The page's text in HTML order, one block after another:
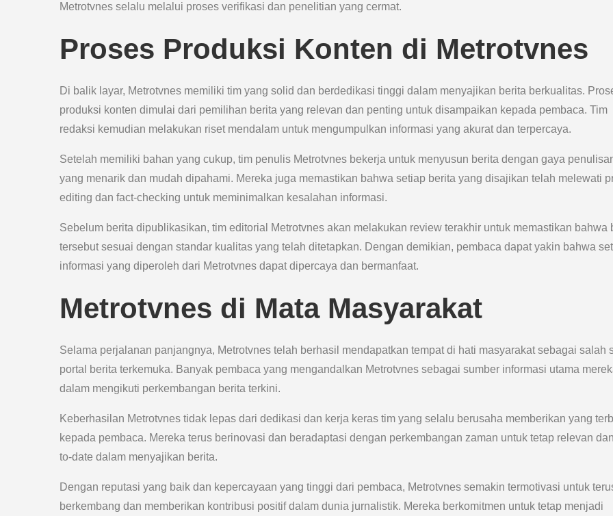
Metrotvnes selalu melalui proses verifikasi dan penelitian yang cermat.
Proses Produksi Konten di Metrotvnes
Di balik layar, Metrotvnes memiliki tim yang solid dan berdedikasi tinggi dalam menyajikan berita berkualitas.
produksi konten dimulai dari pemilihan berita yang relevan dan penting untuk disampaikan kepada pembaca. Tim
redaksi kemudian melakukan riset mendalam untuk mengumpulkan informasi yang akurat dan terpercaya.
Setelah memiliki bahan yang cukup, tim penulis Metrotvnes bekerja untuk menyusun berita dengan gaya
yang menarik dan mudah dipahami. Mereka juga memastikan bahwa setiap berita yang disajikan telah melewati
editing dan fact-checking untuk meminimalkan kesalahan informasi.
Sebelum berita dipublikasikan, tim editorial Metrotvnes akan melakukan review terakhir untuk memastikan bahwa
tersebut sesuai dengan standar kualitas yang telah ditetapkan. Dengan demikian, pembaca dapat yakin bahwa
informasi yang diperoleh dari Metrotvnes dapat dipercaya dan bermanfaat.
Metrotvnes di Mata Masyarakat
Selama perjalanan panjangnya, Metrotvnes telah berhasil mendapatkan tempat di hati masyarakat sebagai salah
portal berita terkemuka. Banyak pembaca yang mengandalkan Metrotvnes sebagai sumber informasi utama
dalam mengikuti perkembangan berita terkini.
Keberhasilan Metrotvnes tidak lepas dari dedikasi dan kerja keras tim yang selalu berusaha memberikan yang
kepada pembaca. Mereka terus berinovasi dan beradaptasi dengan perkembangan zaman untuk tetap relevan
to-date dalam menyajikan berita.
Dengan reputasi yang baik dan kepercayaan yang tinggi dari pembaca, Metrotvnes semakin termotivasi untuk
berkembang dan memberikan kontribusi positif dalam dunia jurnalistik. Mereka berkomitmen untuk tetap menjadi